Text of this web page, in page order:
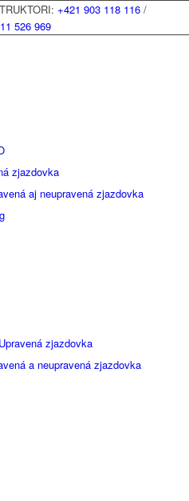
+421 903 118 116/
526 969
zjazdovka
aj neupravená zjazdovka
zjazdovka
a neupravená zjazdovka